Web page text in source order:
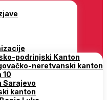
podrinjski Kanton
neretvanski kanton
10
Sarajevo
kanton